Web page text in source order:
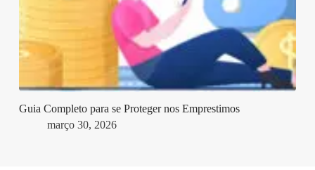
Guia Completo para se Proteger nos Emprestimos
março 30, 2026